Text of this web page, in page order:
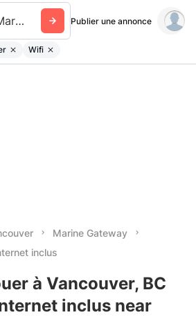
Marine Gateway Publier une annonce
Wifi
Marine Gateway
inclus
à Vancouver, BC
inclus near